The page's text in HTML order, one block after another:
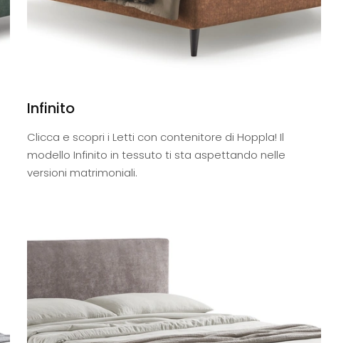
Infinito
Clicca e scopri i Letti con contenitore di Hoppla! Il
modello Infinito in tessuto ti sta aspettando nelle
versioni matrimoniali.